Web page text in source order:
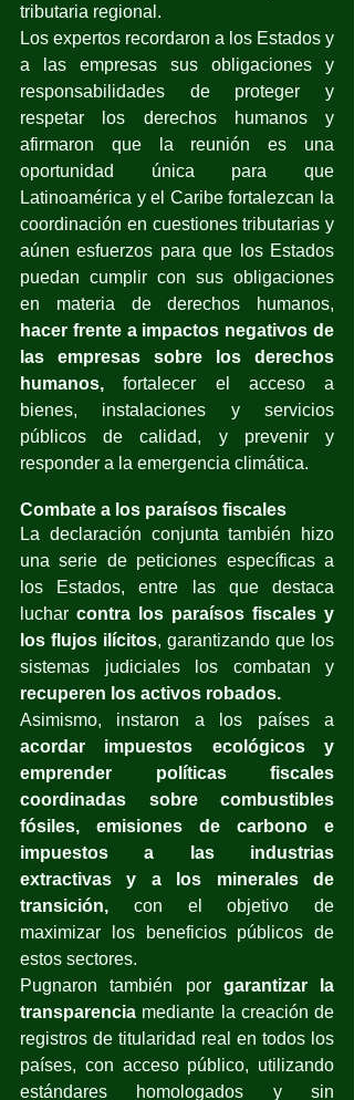
tributaria regional.
Los expertos recordaron a los Estados y
a las empresas sus obligaciones y
responsabilidades de proteger y
respetar los derechos humanos y
afirmaron que la reunión es una
oportunidad única para que
Latinoamérica y el Caribe fortalezcan la
coordinación en cuestiones tributarias y
aúnen esfuerzos para que los Estados
puedan cumplir con sus obligaciones
hacer frente a impactos negativos de
las empresas sobre los derechos
humanos, fortalecer el acceso a
bienes, instalaciones y servicios
públicos de calidad, y prevenir y
responder a la emergencia climática.
Combate a los paraísos fiscales
La declaración conjunta también hizo
una serie de peticiones específicas a
los Estados, entre las que destaca
luchar contra los paraísos fiscales y
los flujos ilícitos, garantizando que los
recuperen los activos robados.
acordar impuestos ecológicos y
emprender políticas fiscales
coordinadas sobre combustibles
fósiles, emisiones de carbono e
impuestos a las industrias
extractivas y a los minerales de
transición, con el objetivo de
maximizar los beneficios públicos de
estos sectores.
Pugnaron también por garantizar la
transparencia mediante la creación de
registros de titularidad real en todos los
países, con acceso público, utilizando
estándares homologados y sin